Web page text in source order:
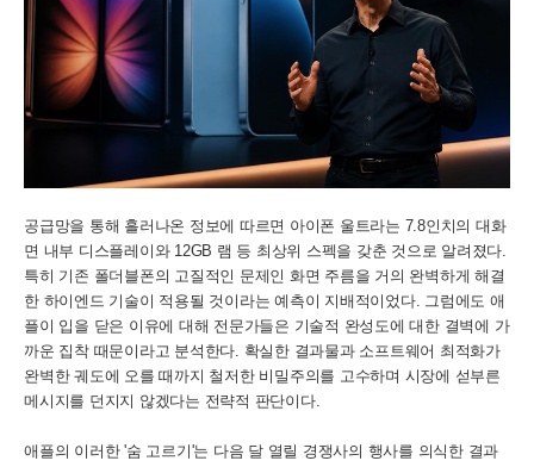
공급망을 통해 흘러나온 정보에 따르면 아이폰 울트라는 7.8인치의 대화
면 내부 디스플레이와 12GB 램 등 최상위 스펙을 갖춘 것으로 알려졌다.
특히 기존 폴더블폰의 고질적인 문제인 화면 주름을 거의 완벽하게 해결
한 하이엔드 기술이 적용될 것이라는 예측이 지배적이었다. 그럼에도 애
플이 입을 닫은 이유에 대해 전문가들은 기술적 완성도에 대한 결벽에 가
까운 집착 때문이라고 분석한다. 확실한 결과물과 소프트웨어 최적화가
완벽한 궤도에 오를 때까지 철저한 비밀주의를 고수하며 시장에 섣부른
메시지를 던지지 않겠다는 전략적 판단이다.
애플의 이러한 '숨 고르기'는 다음 달 열릴 경쟁사의 행사를 의식한 결과